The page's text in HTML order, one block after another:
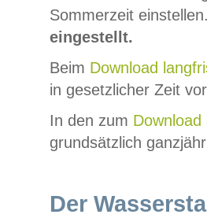
Sommerzeit
eingestellt.
Beim Download
in gesetzlicher Zeit
In den zum Download
grundsätzlich
Der